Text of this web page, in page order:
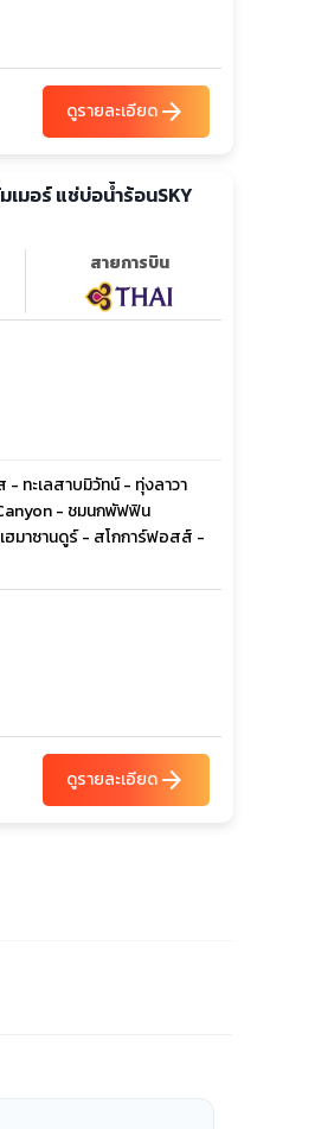
ดูรายละเอียดarrow_forward
มอร์ แช่บ่อน้ำร้อนSKY
สายการบิน
- ทะเลสาบมิวัทน์ - ทุ่งลาวา
- ชมนกพัฟฟิน
ฮมาซานดูร์ - สโกการ์ฟอสส์ -
ดูรายละเอียดarrow_forward